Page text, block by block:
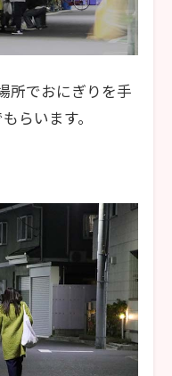
所でおにぎりを手
らいます。